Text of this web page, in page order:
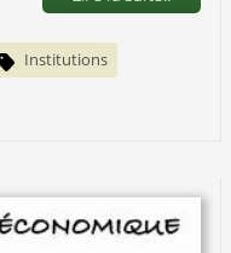
Institutions